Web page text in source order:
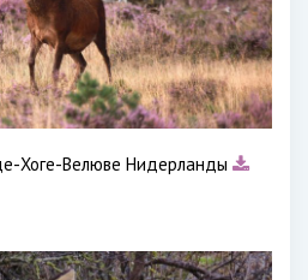
Хоге-Велюве Нидерланды